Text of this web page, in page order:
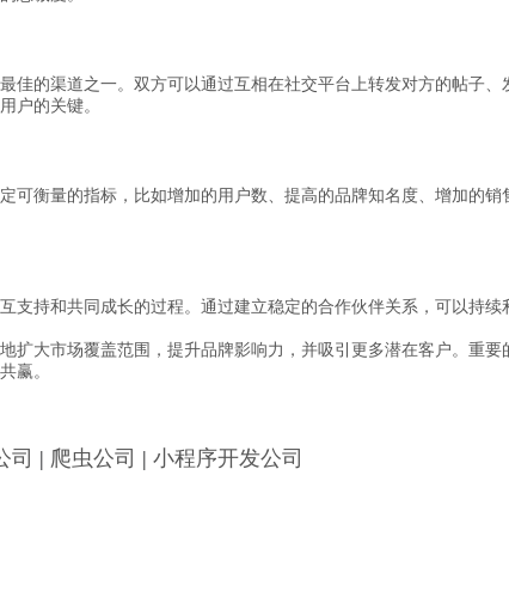
佳的渠道之一。双方可以通过互相在社交平台上转发对方的帖子
户的关键。
可衡量的指标，比如增加的用户数、提高的品牌知名度、增加的
支持和共同成长的过程。通过建立稳定的合作伙伴关系，可以持续
扩大市场覆盖范围，提升品牌影响力，并吸引更多潜在客户。重
赢。
司 | 爬虫公司 | 小程序开发公司